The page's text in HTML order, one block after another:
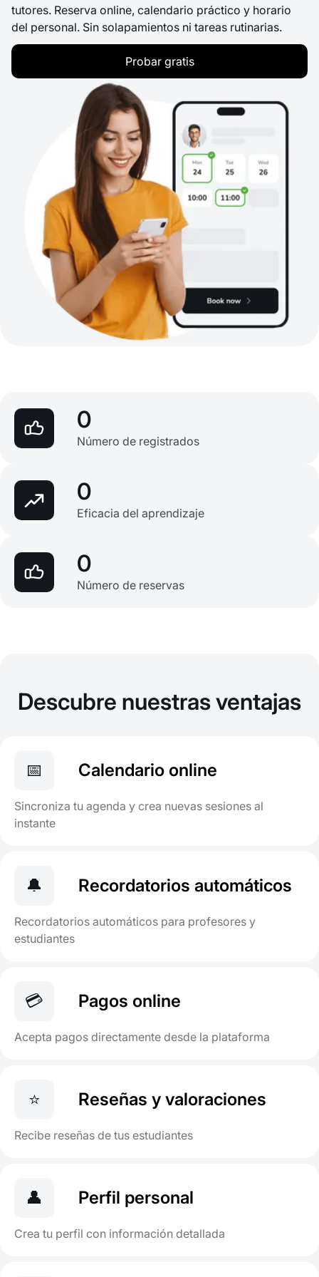
tutores. Reserva online, calendario práctico y horario
del personal. Sin solapamientos ni tareas rutinarias.
Probar gratis
0
Número de registrados
0
Eficacia del aprendizaje
0
Número de reservas
Descubre nuestras ventajas
📅 Calendario online
Sincroniza tu agenda y crea nuevas sesiones al
instante
🔔 Recordatorios automáticos
Recordatorios automáticos para profesores y
estudiantes
💳 Pagos online
Acepta pagos directamente desde la plataforma
⭐ Reseñas y valoraciones
Recibe reseñas de tus estudiantes
👤 Perfil personal
Crea tu perfil con información detallada